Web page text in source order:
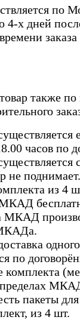
по
4-х дней
также
часов по
не поднимает.
из 4
МКАД
по
комплекта
пределах
пакеты
из 4 шт.